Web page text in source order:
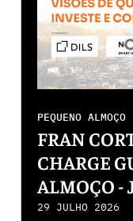
PEQUENO
FRAN
CHARGE
ALMOÇO -
29 JULHO 2026